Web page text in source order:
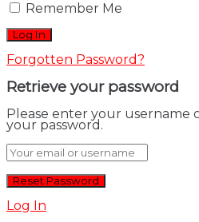
Remember Me
Forgotten Password?
Retrieve your password
Please enter your username
your password.
Log In